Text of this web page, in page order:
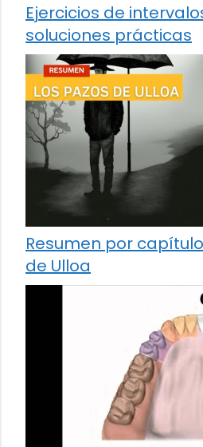
Ejercicios de
soluciones prácticas
Resumen por
de Ulloa